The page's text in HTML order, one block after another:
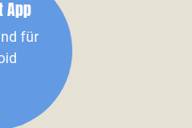
App
für